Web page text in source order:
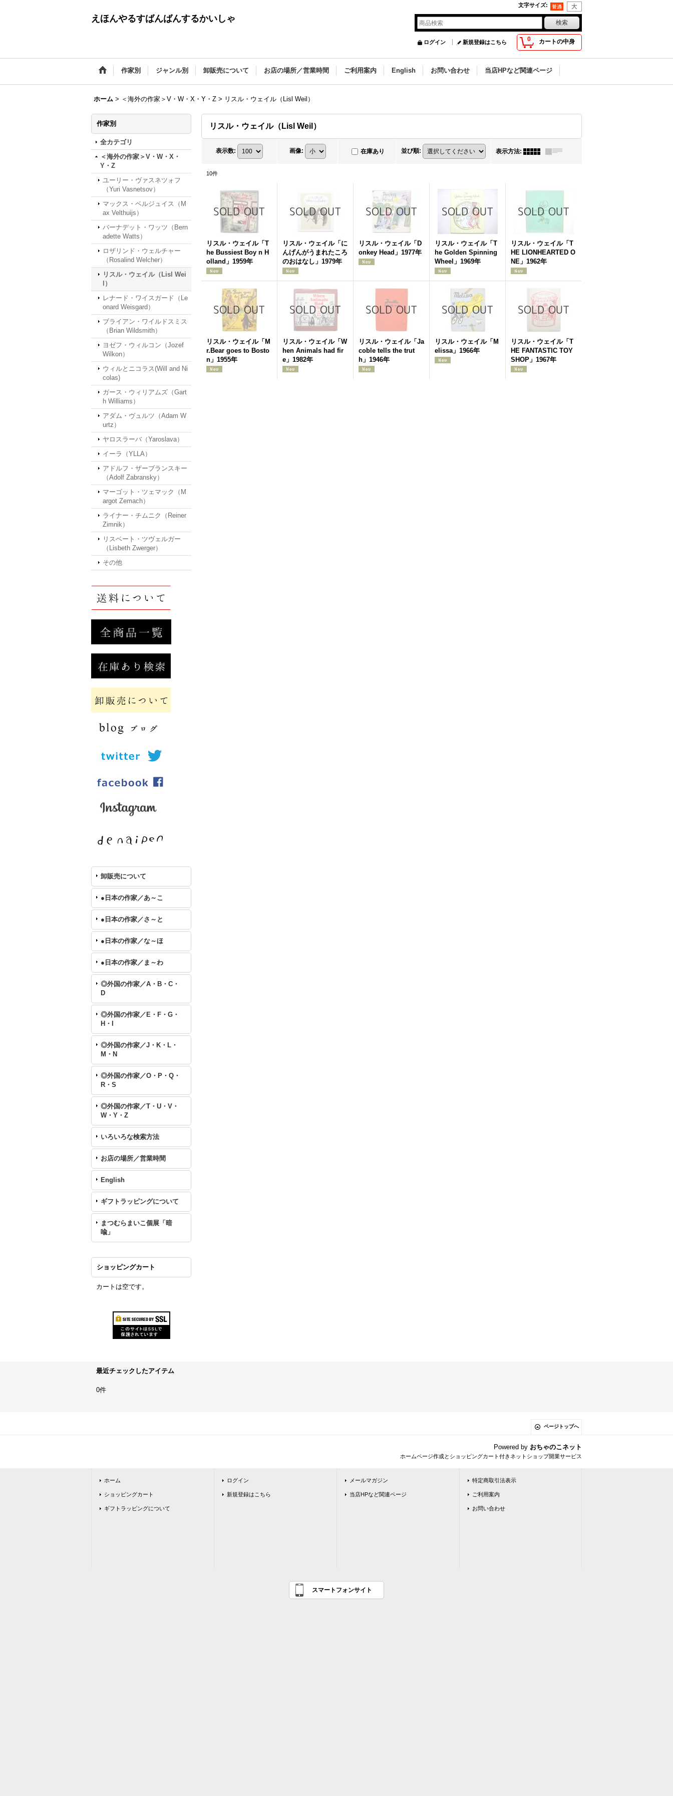
文字サイズ:
えほんやるすばんばんするかいしゃ
0 カートの中身
ログイン 新規登録はこちら
作家別 ジャンル別 卸販売について お店の場所／営業時間 ご利用案内 English お問い合わせ 当店HPなど関連ページ
ホーム > ＜海外の作家＞V・W・X・Y・Z > リスル・ウェイル（Lisl Weil）
作家別
全カテゴリ
＜海外の作家＞V・W・X・
Y・Z
ユーリー・ヴァスネツォフ
（Yuri Vasnetsov）
マックス・ベルジュイス（M
ax Velthuijs）
バーナデット・ワッツ（Bern
adette Watts）
ロザリンド・ウェルチャー
（Rosalind Welcher）
リスル・ウェイル（Lisl Wei
l）
レナード・ワイスガード（Le
onard Weisgard）
ブライアン・ワイルドスミス
（Brian Wildsmith）
ヨゼフ・ウィルコン（Jozef
Wilkon）
ウィルとニコラス(Will and Ni
colas)
ガース・ウィリアムズ（Gart
h Williams）
アダム・ヴュルツ（Adam W
urtz）
ヤロスラーバ（Yaroslava）
イーラ（YLLA）
アドルフ・ザーブランスキー
（Adolf Zabransky）
マーゴット・ツェマック（M
argot Zemach）
ライナー・チムニク（Reiner
Zimnik）
リスベート・ツヴェルガー
（Lisbeth Zwerger）
その他
卸販売について
●日本の作家／あ～こ
●日本の作家／さ～と
●日本の作家／な～ほ
●日本の作家／ま～わ
◎外国の作家／A・B・C・
D
◎外国の作家／E・F・G・
H・I
◎外国の作家／J・K・L・
M・N
◎外国の作家／O・P・Q・
R・S
◎外国の作家／T・U・V・
W・Y・Z
いろいろな検索方法
お店の場所／営業時間
English
ギフトラッピングについて
まつむらまいこ個展「暗
喩」
ショッピングカート
カートは空です。
リスル・ウェイル（Lisl Weil）
表示数: 画像: 在庫あり 並び順: 表示方法:
10件
リスル・ウェイル「T
he Bussiest Boy n H
olland」1959年
リスル・ウェイル「に
んげんがうまれたころ
のおはなし」1979年
リスル・ウェイル「D
onkey Head」1977年
リスル・ウェイル「T
he Golden Spinning
Wheel」1969年
リスル・ウェイル「T
HE LIONHEARTED O
NE」1962年
リスル・ウェイル「M
r.Bear goes to Bosto
n」1955年
リスル・ウェイル「W
hen Animals had fir
e」1982年
リスル・ウェイル「Ja
coble tells the trut
h」1946年
リスル・ウェイル「M
elissa」1966年
リスル・ウェイル「T
HE FANTASTIC TOY
SHOP」1967年
最近チェックしたアイテム
0件
ページトップへ
Powered by おちゃのこネット
ホームページ作成とショッピングカート付きネットショップ開業サービス
ホーム
ショッピングカート
ギフトラッピングについて
ログイン
新規登録はこちら
メールマガジン
当店HPなど関連ページ
特定商取引法表示
ご利用案内
お問い合わせ
スマートフォンサイト